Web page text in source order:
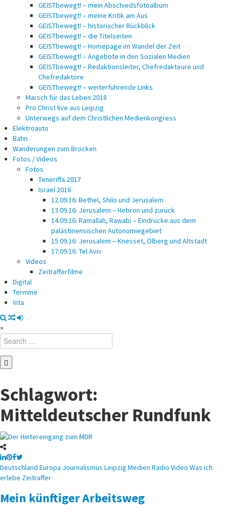
GEISTbewegt! – mein Abschiedsfotoalbum
GEISTbewegt! – meine Kritik am Aus
GEISTbewegt! – historischer Rückblick
GEISTbewegt! – die Titelseiten
GEISTbewegt! – Homepage im Wandel der Zeit
GEISTbewegt! – Angebote in den Sozialen Medien
GEISTbewegt! – Redaktionsleiter, Chefredakteure und
Chefredaktore
GEISTbewegt! – weiterführende Links
Marsch für das Leben 2018
Pro Christ live aus Leipzig
Unterwegs auf dem Christlichen Medienkongress
Elektroauto
Bahn
Wanderungen zum Brocken
Fotos / Videos
Fotos
Teneriffa 2017
Israel 2016
12.09.16: Bethel, Shilo und Jerusalem
13.09.16: Jerusalem – Hebron und zurück
14.09.16: Ramallah, Rawabi – Eindrücke aus dem
palästinensischen Autonomiegebiet
15.09.16: Jerusalem – Knesset, Ölberg und Altstadt
17.09.16: Tel Aviv
Videos
Zeitrafferfilme
Digital
Termine
Vita
×
Search
for:
Schlagwort:
Mitteldeutscher Rundfunk
Posted
in
Deutschland Europa Journalismus Leipzig Medien Radio Video Was ich
erlebe Zeitraffer
Mein künftiger Arbeitsweg